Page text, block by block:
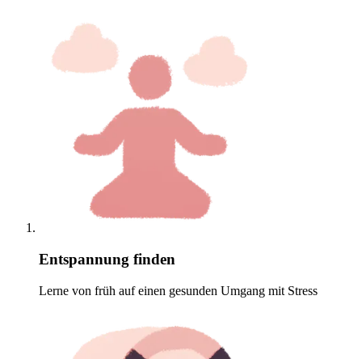
Entspannung finden
Lerne von früh auf einen gesunden Umgang mit Stress